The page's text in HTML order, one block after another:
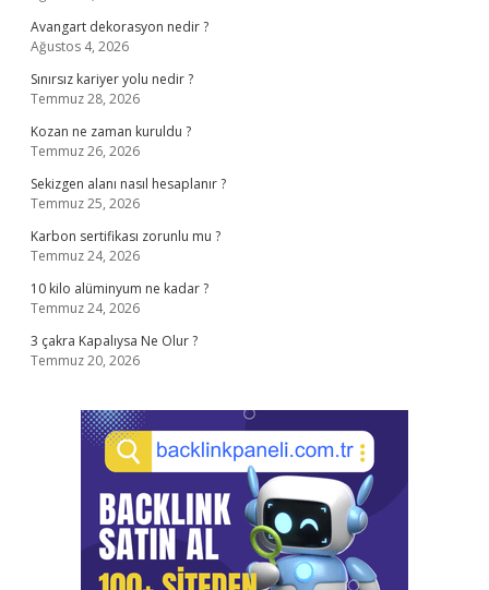
Avangart dekorasyon nedir ?
Ağustos 4, 2026
Sınırsız kariyer yolu nedir ?
Temmuz 28, 2026
Kozan ne zaman kuruldu ?
Temmuz 26, 2026
Sekizgen alanı nasıl hesaplanır ?
Temmuz 25, 2026
Karbon sertifikası zorunlu mu ?
Temmuz 24, 2026
10 kilo alüminyum ne kadar ?
Temmuz 24, 2026
3 çakra Kapalıysa Ne Olur ?
Temmuz 20, 2026